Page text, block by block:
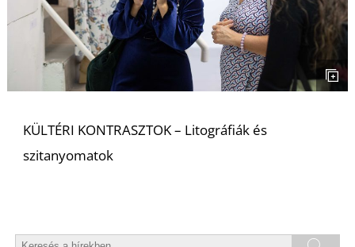
KÜLTÉRI KONTRASZTOK – Litográfiák és
szitanyomatok